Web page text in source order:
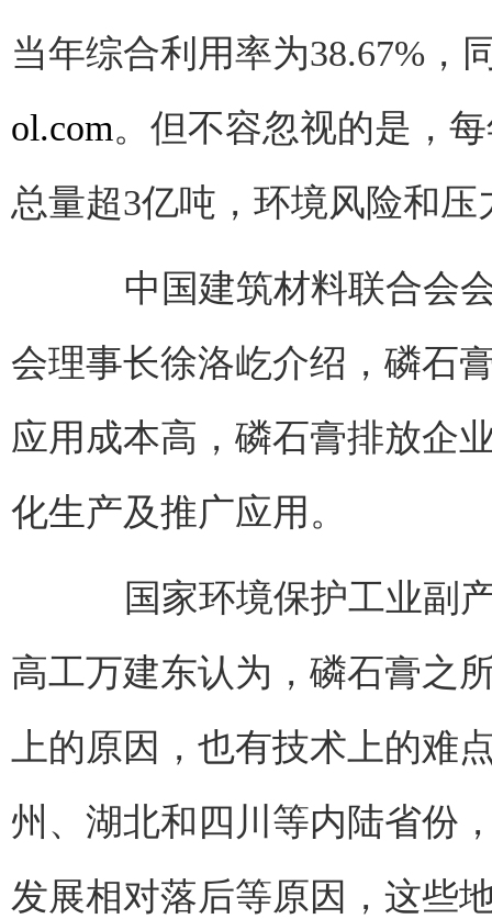
当年综合利用率为38.67%，
ol.com。但不容忽视的是，
总量超3亿吨，环境风险和压
中国建筑材料联合会会
会理事长徐洛屹介绍，磷石
应用成本高，磷石膏排放企
化生产及推广应用。
国家环境保护工业副产
高工万建东认为，磷石膏之
上的原因，也有技术上的难
州、湖北和四川等内陆省份
发展相对落后等原因，这些